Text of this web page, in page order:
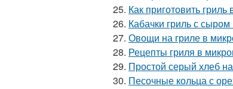
25. Как приготовить
26. Кабачки гриль с
27. Овощи на гриле в
28. Рецепты гриля в
29. Простой серый хлеб
30. Песочные кольца с